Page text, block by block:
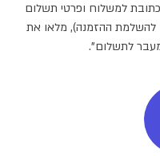
למשלוח ופרטי תשלום
ההזמנה), מלאו את
לתשלום".